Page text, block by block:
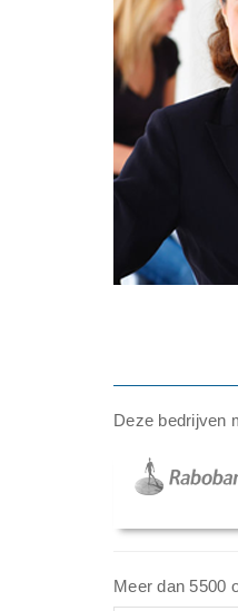
Deze bedrijven
Meer dan 5500